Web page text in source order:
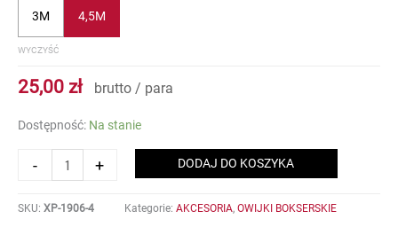
3M 4,5M
WYCZYŚĆ
25,00 zł brutto / para
Dostępność: Na stanie
-
Bokserskie
+ DODAJ DO KOSZYKA
SKU: XP-1906-4 Kategorie: AKCESORIA, OWIJKI BOKSERSKIE